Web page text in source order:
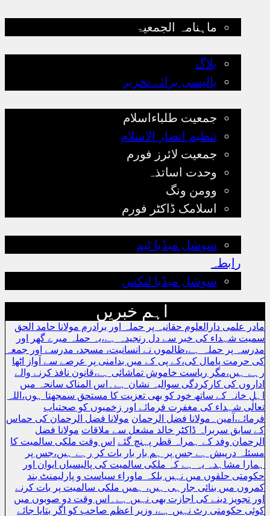
ماہنامہ الجمعیۃ
بلاگ
پالیسی برائے تحریر
جمعیت طلباءاسلام
تنظیم انصار الاسلام
جمعیت لائرز فورم
وحدت اساتذہ
وومن ونگ
اسلامک ڈاکٹر فورم
سوشل میڈیا ٹیم
رابطہ
سوشل میڈیا لنکس
اہم خبریں
مادر علمی دارالعلوم حقانیہ پر حملہ اور برادرم مولانا حامد الحق
سمیت شہداء کی خبر سے دل رنجیدہ ہے،یہ حملہ میرے گھر اور
مدرسہ پر حملہ ہے،ظالموں نے انسانیت، مسجد، مدرسے اور جمعہ
کی حرمت پامال کی،کے پی کے میں بدامنی پر عرصے سے آواز اٹھا
رہے ہیں،مگر ریاست خاموش تماشائی ہے،قانون نافذ کرنے والے
اداروں کی کارکردگی سوالیہ نشان ہے۔اس المناک سانحہ میں
اہل خانہ کے ساتھ خود کو بھی تعزیت کا مستحق سمجھتا ہوں،اللہ
تعالٰی شہداء کی مغفرت فرمائے اور زخمیوں کو صحتیاب
فرمائے،آمین۔مولانا فضل الرحمان مولانا فضل الرحمان کی حماس
کے سابق سربراہ ڈاکٹر خالد مشعل سے ملاقات مولانا فضل
الرحمان وفد کے ہمراہ قطر پہنچ گئے اس وقت ملکی سالمیت کا
مسئلہ درپیش ہے جس پر ہم بار بار بات کر رہے ہیں،جس پر
ہمارا مشاہدہ یہ ہے کہ ملکی سالمیت کی پالیسیاں ایوان اور
حکومتی حلقوں میں نہیں بلکہ ماوراء سیاست و پارلیمنٹ بند
کمروں میں بنائی جارہی ہیں، ہمیں ملکی سالمیت پر بات کرنے
اور تجویز دینے کی اجازت بھی نہیں ہے۔اس وقت دو صوبوں میں
کوئی حکومتی رٹ نہیں ہے، وزیر اعظم صاحب کو اگر بتایا جائے